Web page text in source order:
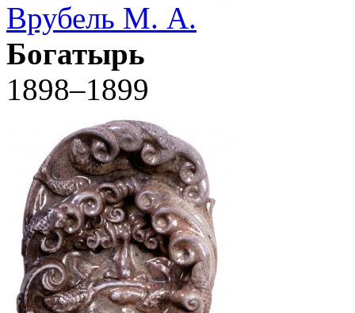
Врубель М. А.
Богатырь
1898–1899